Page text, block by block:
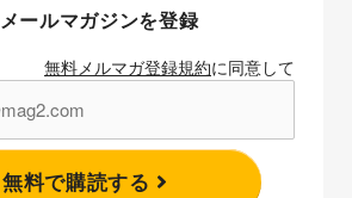
メールマガジンを登録
無料メルマガ登録規約に同意して
無料で購読する